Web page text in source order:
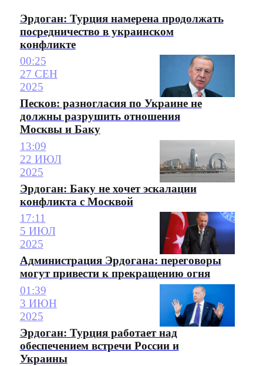
Эрдоган: Турция намерена продолжать
посредничество в украинском
конфликте
00:25
27 СЕН
2025
Песков: разногласия по Украине не
должны разрушить отношения
Москвы и Баку
13:09
22 ИЮЛ
2025
Эрдоган: Баку не хочет эскалации
конфликта с Москвой
17:11
5 ИЮЛ
2025
Администрация Эрдогана: переговоры
могут привести к прекращению огня
01:39
3 ИЮН
2025
Эрдоган: Турция работает над
обеспечением встречи России и
Украины